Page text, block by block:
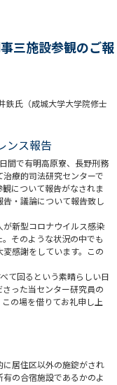
三施設参観のご報
鉄氏（成城大学大学院修士
ンス報告
間で有明高原寮、長野刑務
療的司法研究センターで
について報告がなされま
・議論について報告致し
新型コロナウイルス感染
そのような状況の中でも
感謝をしています。この
て回るという素晴らしい日
った当センター研究員の
の場を借りてお礼申し上
に居住区以外の施錠がされ
の合宿施設であるかのよ